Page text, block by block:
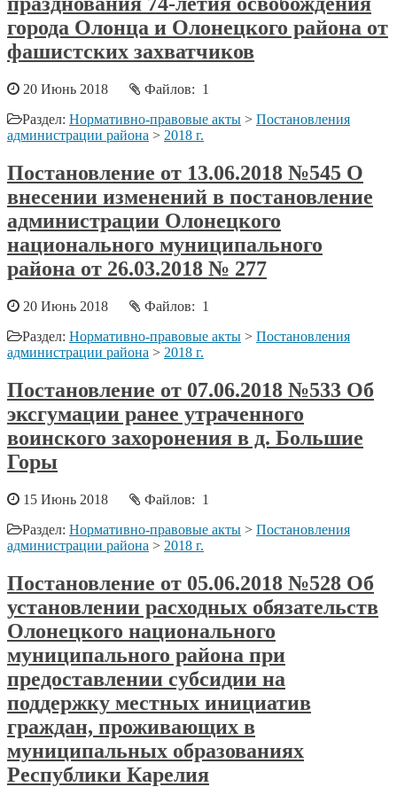
города Олонца и Олонецкого района от
фашистских захватчиков
20 Июнь 2018
Файлов: 1
Раздел: Нормативно-правовые акты > Постановления
администрации района > 2018 г.
Постановление от 13.06.2018 №545 О
внесении изменений в постановление
администрации Олонецкого
национального муниципального
района от 26.03.2018 № 277
20 Июнь 2018
Файлов: 1
Раздел: Нормативно-правовые акты > Постановления
администрации района > 2018 г.
Постановление от 07.06.2018 №533 Об
эксгумации ранее утраченного
воинского захоронения в д. Большие
Горы
15 Июнь 2018
Файлов: 1
Раздел: Нормативно-правовые акты > Постановления
администрации района > 2018 г.
Постановление от 05.06.2018 №528 Об
установлении расходных обязательств
Олонецкого национального
муниципального района при
предоставлении субсидии на
поддержку местных инициатив
граждан, проживающих в
муниципальных образованиях
Республики Карелия